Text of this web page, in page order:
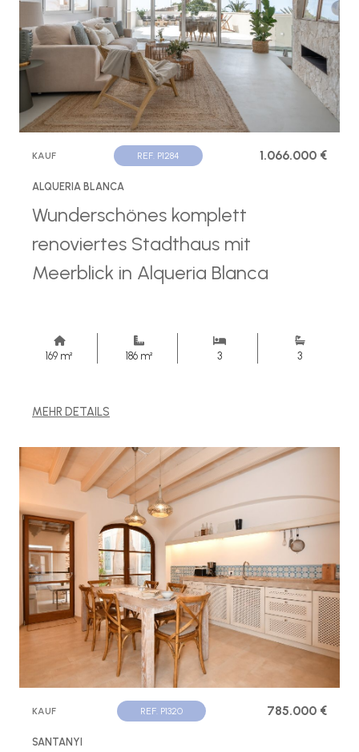
KAUF REF. P1284 1.066.000 €
ALQUERIA BLANCA
Wunderschönes komplett
renoviertes Stadthaus mit
Meerblick in Alqueria Blanca
169 m² 186 m² 3 3
MEHR DETAILS
KAUF REF. P1320 785.000 €
SANTANYI